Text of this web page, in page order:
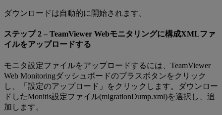
ダウンロードは自動的に開始されます。
ステップ 2 – TeamViewer Webモニタリングに構成XMLファ
イルをアップロードする
モニタ設定ファイルをアップロードするには、TeamViewer
Web Monitoringダッシュボードのプラスボタンをクリック
し、「設定のアップロード」をクリックします。ダウンロー
ドしたMonitis設定ファイル(migrationDump.xml)を選択し、追
加します。